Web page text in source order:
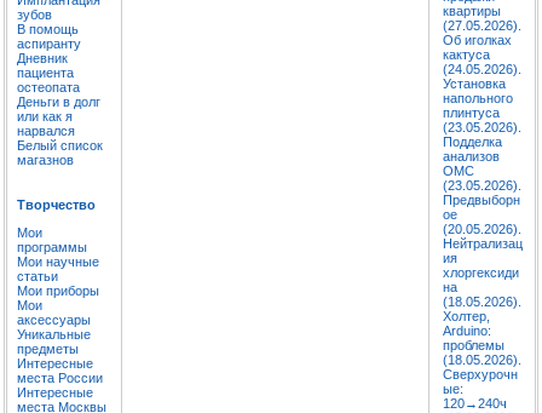
зубов
В помощь
аспиранту
Дневник
пациента
остеопата
Деньги в долг
или как я
нарвался
Белый список
магазнов
Творчество
Мои
программы
Мои научные
статьи
Мои приборы
Мои
аксессуары
Уникальные
предметы
Интересные
места России
Интересные
места Москвы
квартиры
(27.05.2026).
Об иголках
кактуса
(24.05.2026).
Установка
напольного
плинтуса
(23.05.2026).
Подделка
анализов
ОМС
(23.05.2026).
Предвыборн
ое
(20.05.2026).
Нейтрализац
ия
хлоргексиди
на
(18.05.2026).
Холтер,
Arduino:
проблемы
(18.05.2026).
Сверхурочн
ые:
120→240ч